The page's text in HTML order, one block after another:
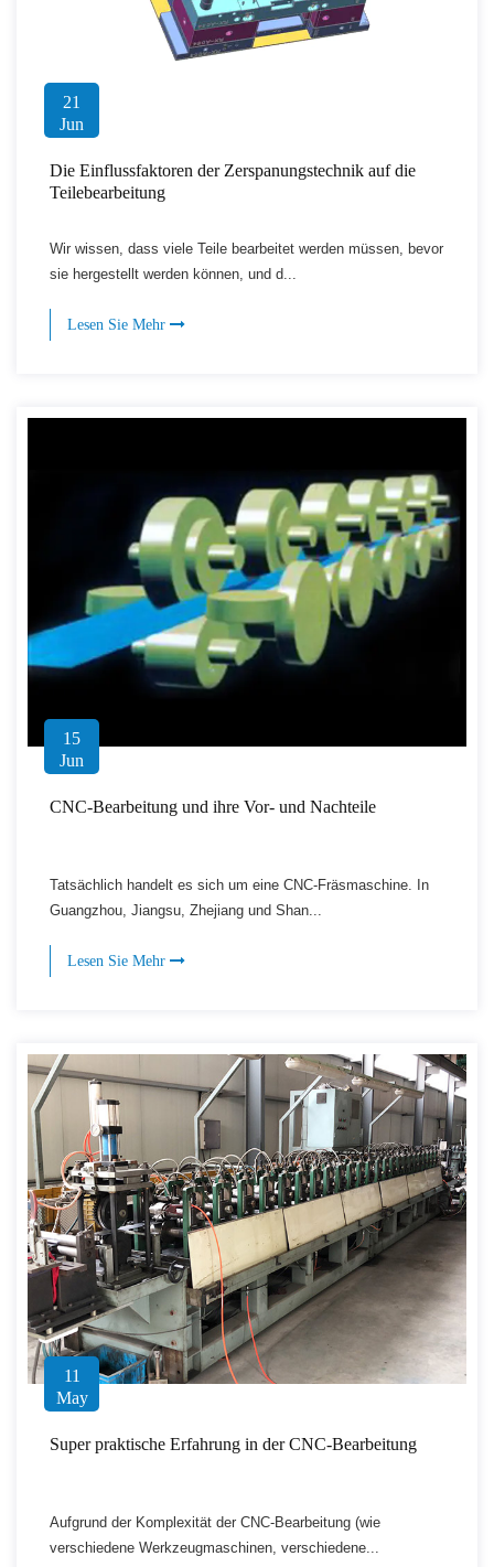
21
Jun
Die Einflussfaktoren der Zerspanungstechnik auf die
Teilebearbeitung
Wir wissen, dass viele Teile bearbeitet werden müssen, bevor
sie hergestellt werden können, und d...
Lesen Sie Mehr
15
Jun
CNC-Bearbeitung und ihre Vor- und Nachteile
Tatsächlich handelt es sich um eine CNC-Fräsmaschine. In
Guangzhou, Jiangsu, Zhejiang und Shan...
Lesen Sie Mehr
11
May
Super praktische Erfahrung in der CNC-Bearbeitung
Aufgrund der Komplexität der CNC-Bearbeitung (wie
verschiedene Werkzeugmaschinen, verschiedene...